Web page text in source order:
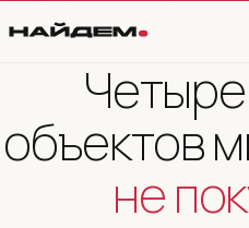
Четыре
объектов
не